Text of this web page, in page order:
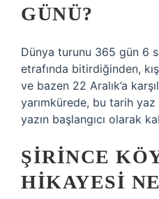
GÜNÜ?
Dünya turunu 365 gün 6
etrafında bitirdiğinden,
ve bazen 22 Aralık’a
yarımkürede, bu tarih
yazın başlangıcı olarak
ŞIRINCE
HIKAYESI